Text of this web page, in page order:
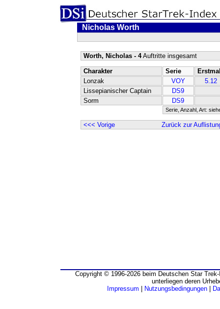
Nicholas Worth
Worth, Nicholas - 4Auftritte insgesamt
Charakter Serie
Lonzak
VOY
5.12
Lissepianischer Captain
DS9
Sorm
DS9
Serie, Anzahl, Art:
<<< Vorige Zurück zur
Copyright © 1996-2026 beim Deutschen Star
unterliegen deren
Impressum
Nutzungsbedingungen